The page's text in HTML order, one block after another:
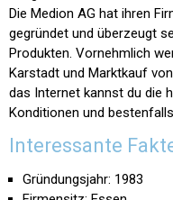
Die Medion AG hat ihren
gegründet und überzeugt
Produkten. Vornehmlich
Karstadt und Marktkauf
das Internet kannst du die
Konditionen und
Interessante
Gründungsjahr: 1983